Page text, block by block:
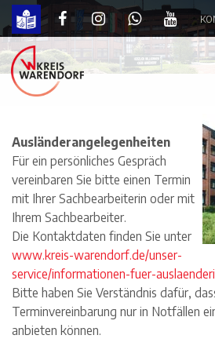
Sprechzeiten | Kreis
Ausländerangelegenheiten
Für ein persönliches Gespräch
vereinbaren Sie bitte einen Termin
mit Ihrer Sachbearbeiterin oder mit
Ihrem Sachbearbeiter.
Die Kontaktdaten finden Sie unter
www.kreis-warendorf.de/unser-
service/informationen-fuer-
Bitte haben Sie Verständnis dafür,
Terminvereinbarung nur in Notfällen
anbieten können.